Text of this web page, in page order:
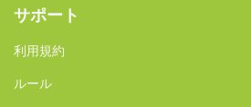
サポート
利用規約
ルール